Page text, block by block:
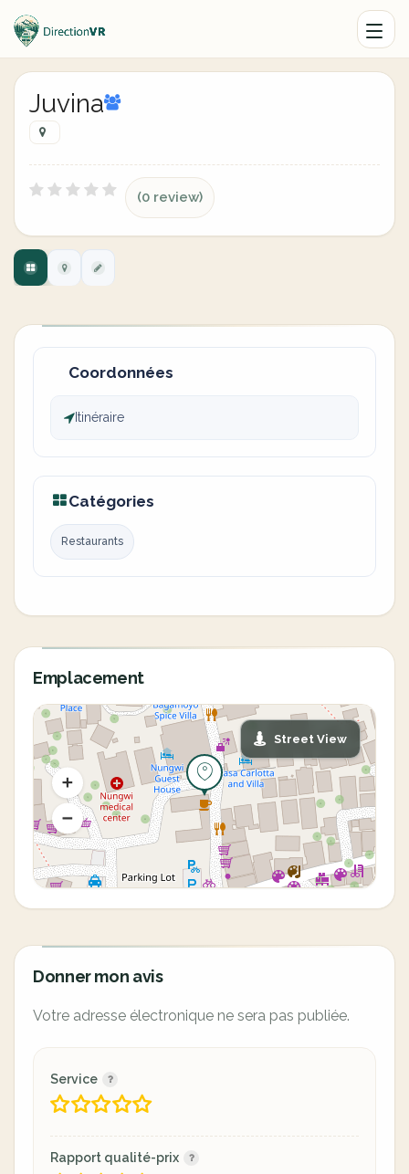
Juvina
(0 review)
Coordonnées
Itinéraire
Catégories
Restaurants
Emplacement
Street View
Donner mon avis
Votre adresse électronique ne sera pas publiée.
Service
Rapport qualité-prix